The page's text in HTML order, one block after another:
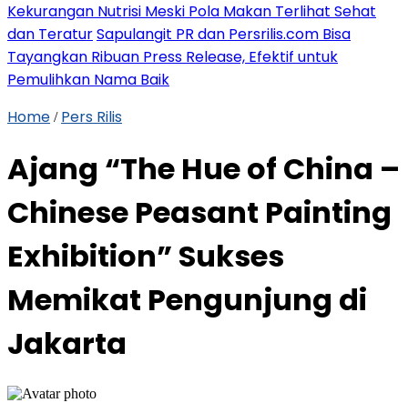
Kekurangan Nutrisi Meski Pola Makan Terlihat Sehat
dan TeraturSapulangit PR dan Persrilis.com Bisa
Tayangkan Ribuan Press Release, Efektif untuk
Pemulihkan Nama Baik
Home / Pers Rilis
Ajang “The Hue of China –
Chinese Peasant Painting
Exhibition” Sukses
Memikat Pengunjung di
Jakarta